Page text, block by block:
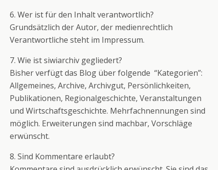
6. Wer ist für den Inhalt verantwortlich?
Grundsätzlich der Autor, der medienrechtlich
Verantwortliche steht im Impressum.
7. Wie ist siwiarchiv gegliedert?
Bisher verfügt das Blog über folgende “Kategorien”:
Allgemeines, Archive, Archivgut, Persönlichkeiten,
Publikationen, Regionalgeschichte, Veranstaltungen
und Wirtschaftsgeschichte. Mehrfachnennungen sind
möglich. Erweiterungen sind machbar, Vorschläge
erwünscht.
8. Sind Kommentare erlaubt?